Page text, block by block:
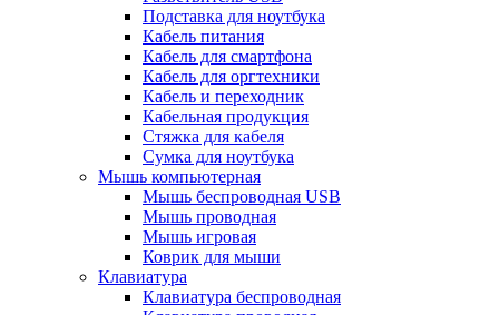
Подставка для ноутбука
Кабель питания
Кабель для смартфона
Кабель для оргтехники
Кабель и переходник
Кабельная продукция
Стяжка для кабеля
Сумка для ноутбука
Мышь компьютерная
Мышь беспроводная USB
Мышь проводная
Мышь игровая
Коврик для мыши
Клавиатура
Клавиатура беспроводная